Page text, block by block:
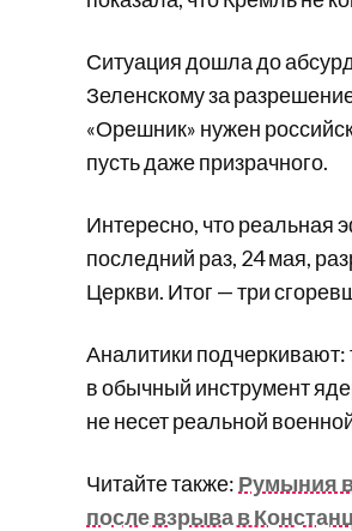
Ситуация дошла до
Зеленскому за
«Орешник» нужен
пусть даже призрачного.
Интересно, что реальная
последний раз, 24 мая,
Церкви. Итог — три
Аналитики подчеркивают:
в обычный инструмент
не несет реальной
Читайте также: Румыния
после взрыва в